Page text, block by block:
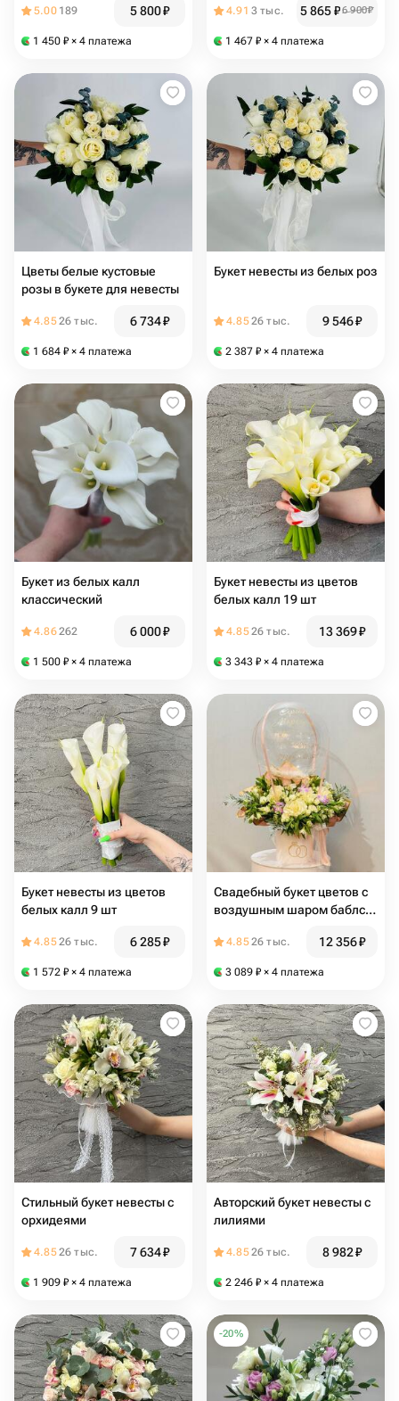
5.00 189 5 800₽
1 450 ₽ × 4 платежа
4.91 3 тыс. 5 865₽6 900₽
1 467 ₽ × 4 платежа
Цветы белые кустовые
розы в букете для невесты
4.8526 тыс. 6 734₽
1 684 ₽ × 4 платежа
Букет невесты из белых роз
4.8526 тыс. 9 546₽
2 387 ₽ × 4 платежа
Букет из белых калл
классический
4.86262 6 000₽
1 500 ₽ × 4 платежа
Букет невесты из цветов
белых калл 19 шт
4.8526 тыс. 13 369₽
3 343 ₽ × 4 платежа
Букет невесты из цветов
белых калл 9 шт
4.8526 тыс. 6 285₽
1 572 ₽ × 4 платежа
Свадебный букет цветов с
воздушным шаром баблс в
4.8526 тыс. 12 356₽
3 089 ₽ × 4 платежа
Стильный букет невесты с
орхидеями
4.8526 тыс. 7 634₽
1 909 ₽ × 4 платежа
Авторский букет невесты с
лилиями
4.8526 тыс. 8 982₽
2 246 ₽ × 4 платежа
-20%